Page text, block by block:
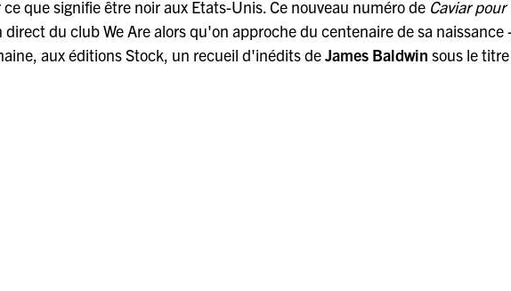
que signifie être noir aux Etats-Unis. Ce nouveau numéro de Caviar pour
direct du club We Are alors qu'on approche du centenaire de sa naissance
aux éditions Stock, un recueil d'inédits deJames Baldwin sous le titre